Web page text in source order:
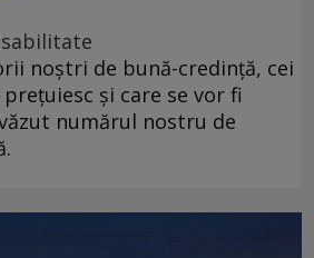
noștri de bună-credință, cei
și care se vor fi
numărul nostru de